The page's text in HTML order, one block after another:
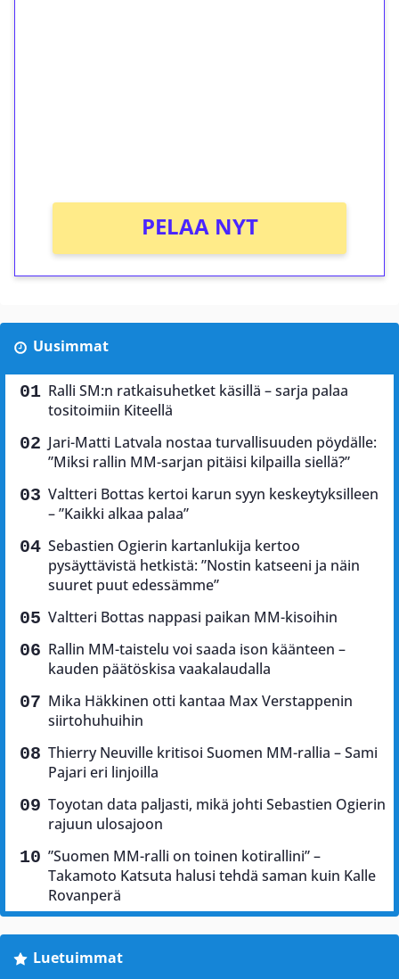
PELAA NYT
Uusimmat
Ralli SM:n ratkaisuhetket käsillä – sarja palaa
tositoimiin Kiteellä
Jari-Matti Latvala nostaa turvallisuuden pöydälle:
”Miksi rallin MM-sarjan pitäisi kilpailla siellä?”
Valtteri Bottas kertoi karun syyn keskeytyksilleen
– ”Kaikki alkaa palaa”
Sebastien Ogierin kartanlukija kertoo
pysäyttävistä hetkistä: ”Nostin katseeni ja näin
suuret puut edessämme”
Valtteri Bottas nappasi paikan MM-kisoihin
Rallin MM-taistelu voi saada ison käänteen –
kauden päätöskisa vaakalaudalla
Mika Häkkinen otti kantaa Max Verstappenin
siirtohuhuihin
Thierry Neuville kritisoi Suomen MM-rallia – Sami
Pajari eri linjoilla
Toyotan data paljasti, mikä johti Sebastien Ogierin
rajuun ulosajoon
”Suomen MM-ralli on toinen kotirallini” –
Takamoto Katsuta halusi tehdä saman kuin Kalle
Rovanperä
Luetuimmat